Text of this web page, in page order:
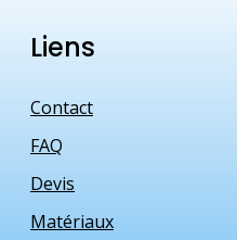
Liens
Contact
FAQ
Devis
Matériaux